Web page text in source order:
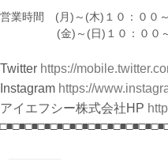
営業時間 (月)～(木)１０：００
(金)～(日)１０：００～２
Twitter https://
Instagram https://
アイエフシー株式会社HP